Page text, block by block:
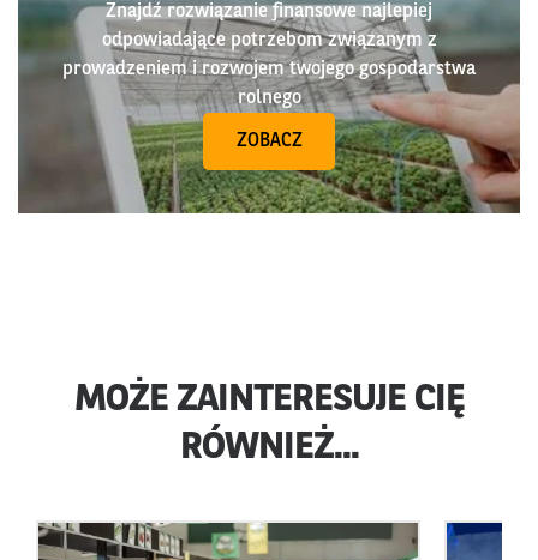
Znajdź rozwiązanie finansowe najlepiej
odpowiadające potrzebom związanym z
prowadzeniem i rozwojem twojego gospodarstwa
rolnego
ZOBACZ
MOŻE ZAINTERESUJE CIĘ
RÓWNIEŻ...